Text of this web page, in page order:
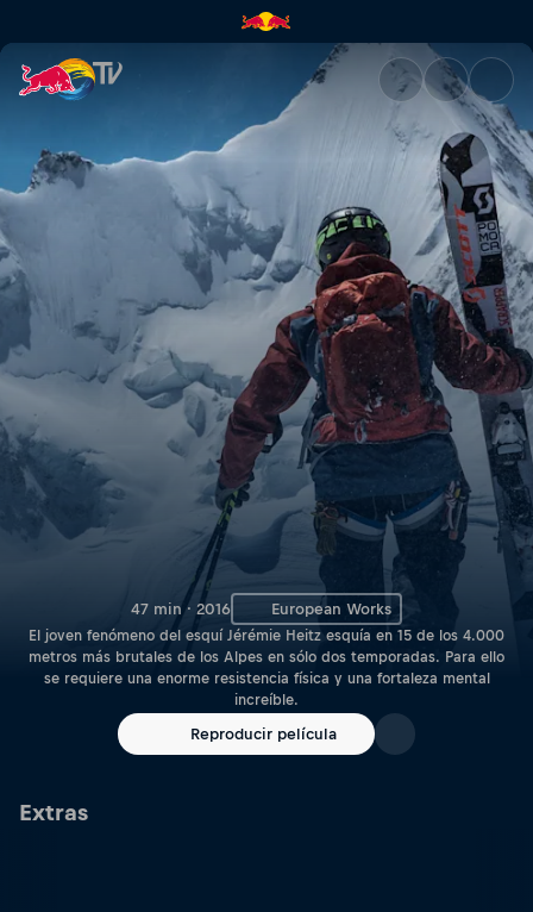
La Liste | Red Bull TV
47 min · 2016 European Works
El joven fenómeno del esquí Jérémie Heitz esquía en 15 de los 4.000
metros más brutales de los Alpes en sólo dos temporadas. Para ello
se requiere una enorme resistencia física y una fortaleza mental
increíble.
Reproducir película
Extras